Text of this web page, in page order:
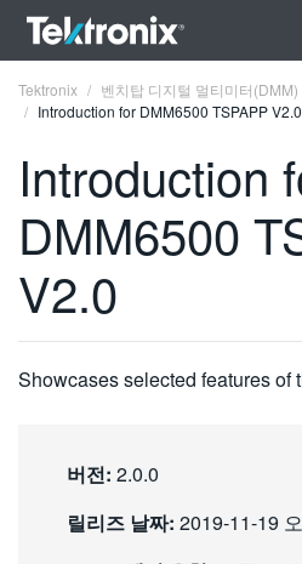
ENGLISH
FRANÇAIS
VIỆT NAM
日本語
한국어
Tektronix
벤치탑 디지털 멀티미터(DMM)
Introduction for DMM6500 TSPAPP V2.0
Introduction
DMM6500
V2.0
Showcases selected features of
버전: 2.0.0
릴리즈 날짜: 2019-11-19